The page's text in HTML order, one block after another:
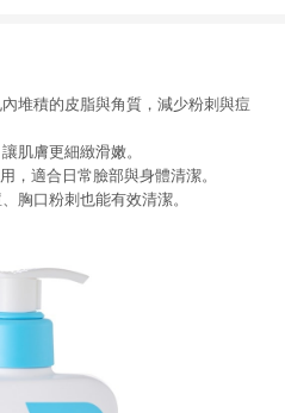
堆積的皮脂與角質，減少粉刺與痘
肌膚更細緻滑嫩。
，適合日常臉部與身體清潔。
胸口粉刺也能有效清潔。